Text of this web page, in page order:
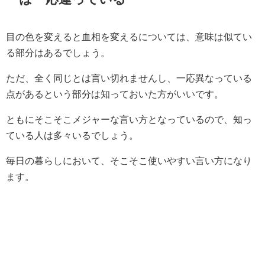
目の色を変えると血相を変えるについては、意味は似てい
る部分はあるでしょう。
ただ、全く同じとは言い切れませんし、一応異なっている
点があるという部分は知っておいた方がいいです。
ともにそこそこメジャーな言い方となっているので、知っ
ている人は多々いるでしょう。
毎日の暮らしにおいて、そこそこ使いやすい言い方になり
ます。